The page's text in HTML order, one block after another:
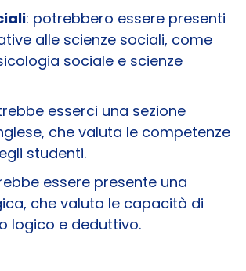
: potrebbero essere presenti
alle scienze sociali, come
sociale e scienze
esserci una sezione
che valuta le competenze
studenti.
essere presente una
che valuta le capacità di
logico e deduttivo.